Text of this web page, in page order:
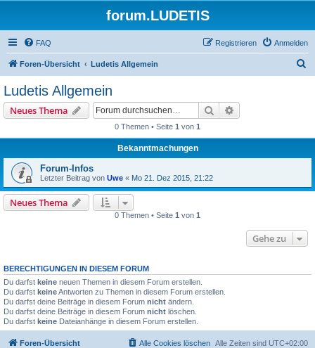
forum.LUDETIS
FAQ Anmelden
Registrieren
Foren-Übersicht Ludetis Allgemein
Ludetis Allgemein
Neues Thema Suche
0 Themen • Seite 1 von 1
Bekanntmachungen
Forum-Infos
Letzter Beitrag von Uwe « Mo 21. Dez 2015, 21:22
Neues Thema
0 Themen • Seite 1 von 1
Gehe zu
BERECHTIGUNGEN IN DIESEM FORUM
Du darfst keine neuen Themen in diesem Forum erstellen.
Du darfst keineAntworten zu Themen in diesem Forum erstellen.
Du darfst deine Beiträge in diesem Forum nicht ändern.
Du darfst deine Beiträge in diesem Forum nicht löschen.
Du darfst keine Dateianhänge in diesem Forum erstellen.
Foren-Übersicht Alle Zeiten sind UTC+02:00
Alle Cookies löschen